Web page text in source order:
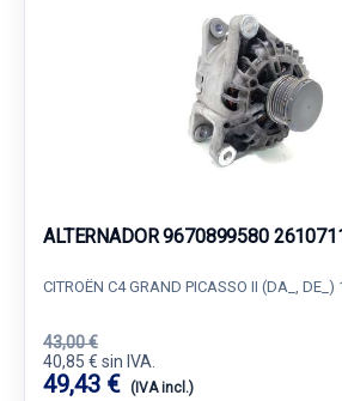
ALTERNADOR 9670899580
CITROËN C4 GRAND PICASSO II (DA_, DE_)
43,00 €
40,85 € sin IVA.
49,43 € (IVA incl.)